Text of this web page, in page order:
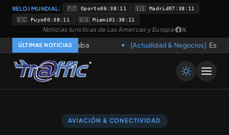
RELOJ MUNDIAL: 🇵🇹 Oporto06:38:12 🇪🇸 Madrid07:38:12
🇪🇨 Puyo00:38:12 🇺🇸 Miami01:38:12
Noticias turisticas de Las Americas y Europa|
ÚLTIMAS NOTICIAS
Viagens en Paraíba [Actualidad & Negocios] Estrategia
AVIACIÓN & CONECTIVIDAD